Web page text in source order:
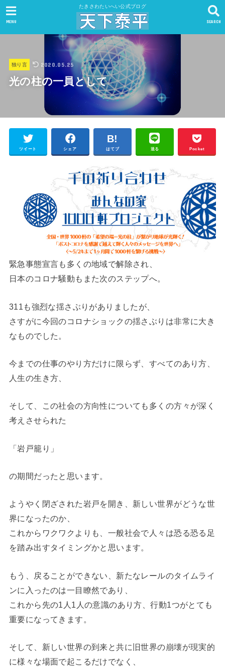
たきさわたいへい公式ブログ
SEARCH
MENU
独り言 2020.05.25
光の柱の一員として
ツイート シェア はてブ 送る Pocket
緊急事態宣言も多くの地域で解除され、
日本のコロナ騒動もまた次のステップへ。
311も強烈な揺さぶりがありましたが、
さすがに今回のコロナショックの揺さぶりは非常に大き
なものでした。
今までの仕事のやり方だけに限らず、すべてのあり方、
人生の生き方、
そして、この社会の方向性についても多くの方々が深く
考えさせられた
「岩戸籠り」
の期間だったと思います。
ようやく閉ざされた岩戸を開き、新しい世界がどうな世
界になったのか、
これからワクワクよりも、一般社会で人々は恐る恐る足
を踏み出すタイミングかと思います。
もう、戻ることができない、新たなレールのタイムライ
ンに入ったのは一目瞭然であり、
これから先の1人1人の意識のあり方、行動1つがとても
重要になってきます。
そして、新しい世界の到来と共に旧世界の崩壊が現実的
に様々な場面で起こるだけでなく、